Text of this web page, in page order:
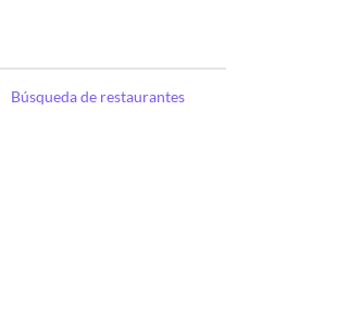
Búsqueda de restaurantes